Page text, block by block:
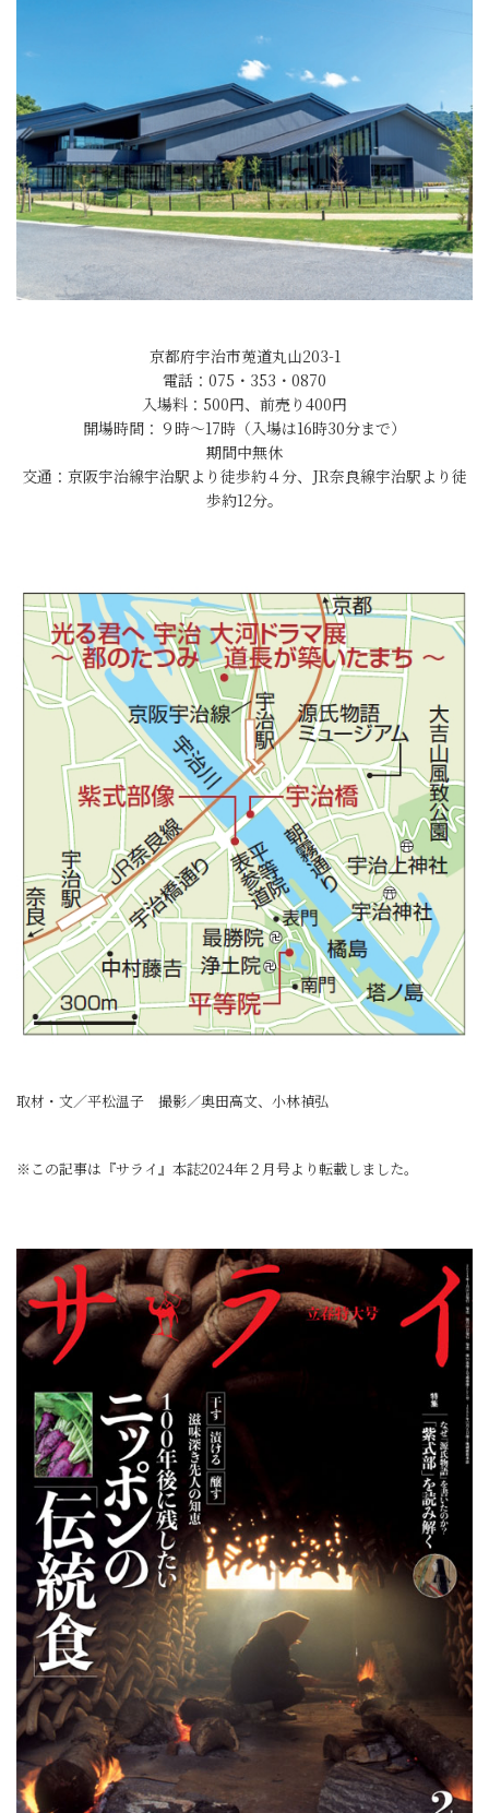
京都府宇治市莵道丸山203-1
電話：075・353・0870
入場料：500円、前売り400円
開場時間：９時～17時（入場は16時30分まで）
期間中無休
交通：京阪宇治線宇治駅より徒歩約４分、JR奈良線宇治駅より徒
歩約12分。
取材・文／平松温子 撮影／奥田高文、小林禎弘
※この記事は『サライ』本誌2024年２月号より転載しました。